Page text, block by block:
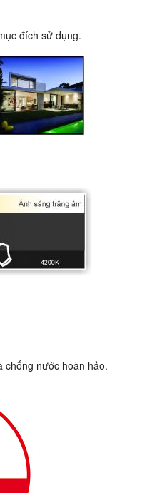
đích sử dụng.
chống nước hoàn hảo.